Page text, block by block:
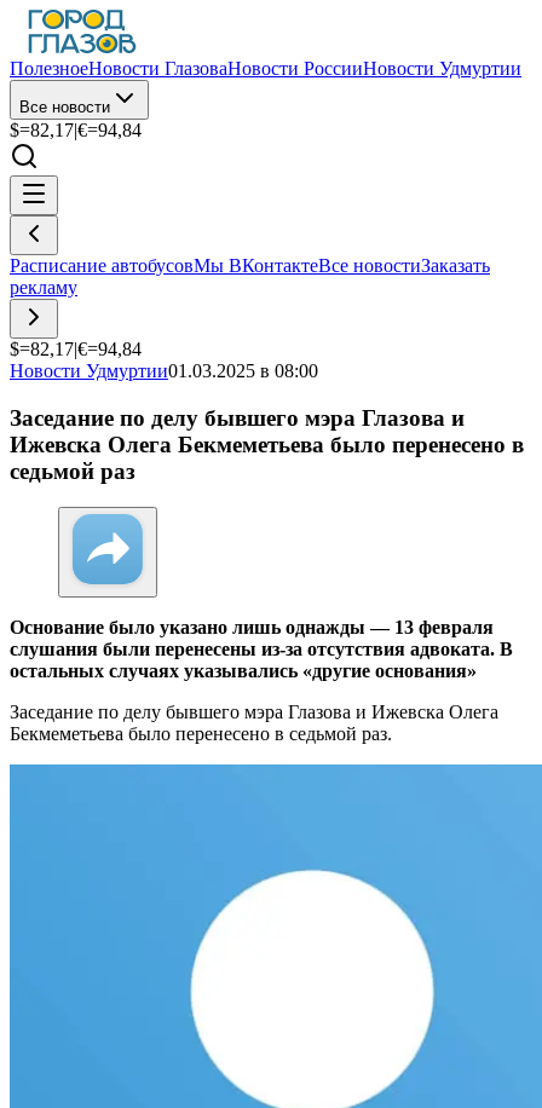
ПолезноеНовости ГлазоваНовости РоссииНовости Удмуртии
Все новости
$=82,17|€=94,84
Расписание автобусовМы ВКонтактеВсе новостиЗаказать
рекламу
$=82,17|€=94,84
Новости Удмуртии01.03.2025 в 08:00
Заседание по делу бывшего мэра Глазова и
Ижевска Олега Бекмеметьева было перенесено в
седьмой раз
Основание было указано лишь однажды — 13 февраля
слушания были перенесены из-за отсутствия адвоката. В
остальных случаях указывались «другие основания»
Заседание по делу бывшего мэра Глазова и Ижевска Олега
Бекмеметьева было перенесено в седьмой раз.